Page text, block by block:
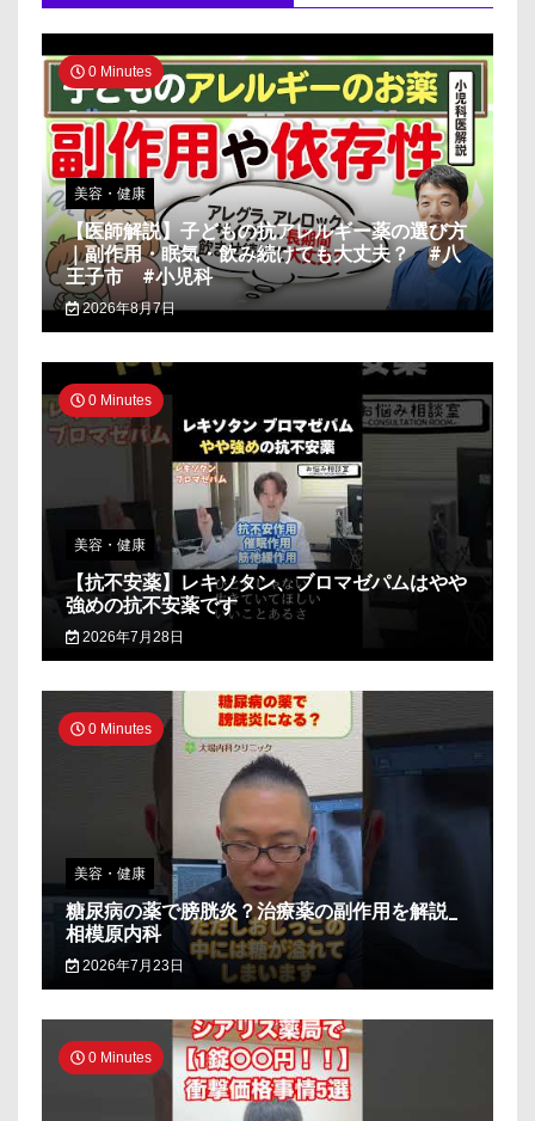
0 Minutes
美容・健康
【医師解説】子どもの抗アレルギー薬の選び方
｜副作用・眠気・飲み続けても大丈夫？ #八
王子市 #小児科
2026年8月7日
0 Minutes
美容・健康
【抗不安薬】レキソタン、ブロマゼパムはやや
強めの抗不安薬です
2026年7月28日
0 Minutes
美容・健康
糖尿病の薬で膀胱炎？治療薬の副作用を解説_
相模原内科
2026年7月23日
0 Minutes